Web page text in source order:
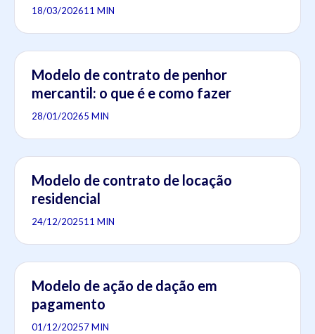
18/03/202611 MIN
Modelo de contrato de penhor
mercantil: o que é e como fazer
28/01/20265 MIN
Modelo de contrato de locação
residencial
24/12/202511 MIN
Modelo de ação de dação em
pagamento
01/12/20257 MIN